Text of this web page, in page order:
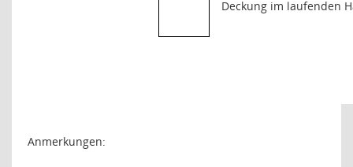
Deckung im laufenden
Anmerkungen: